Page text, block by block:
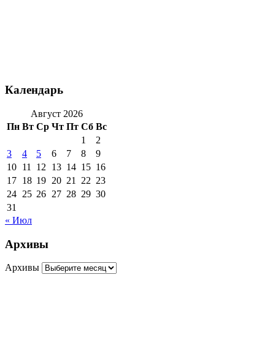
Календарь
Август 2026
Пн Вт Ср Чт Пт Сб Вс
1
2
3
4 5 6 7 8
9
10 11 12 13 14 15 16
17 18 19 20 21 22 23
24 25 26 27 28 29 30
31
« Июл
Архивы
Архивы